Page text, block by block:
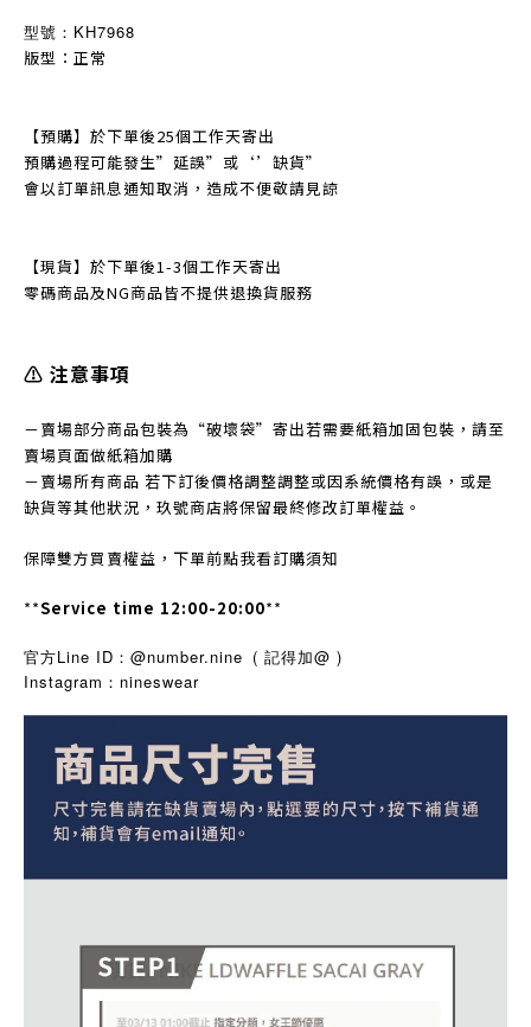
型號： KH7968
版型：正常
【預購】於下單後25個工作天寄出
預購過程可能發生” 延誤” 或‘’缺貨”
會以訂單訊息通知取消，造成不便敬請見諒
【現貨】於下單後1-3個工作天寄出
零碼商品及NG商品皆不提供退換貨服務
⚠️ 注意事項
－賣場部分商品包裝為“破壞袋”寄出若需要紙箱加固包裝，請至
賣場頁面做紙箱加購
－賣場所有商品 若下訂後價格調整調整或因系統價格有誤，或是
缺貨等其他狀況，玖號商店將保留最終修改訂單權益。
保障雙方買賣權益，下單前點我看訂購須知
**Service time 12:00-20:00**
官方Line ID：@number.nine ( 記得加@ )
Instagram ： nineswear